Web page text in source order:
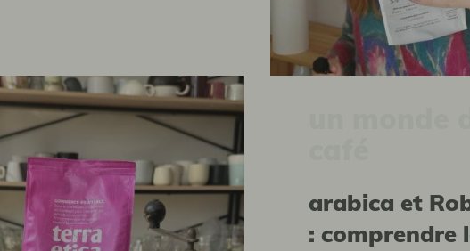
Arabica et Robusta
: comprendre